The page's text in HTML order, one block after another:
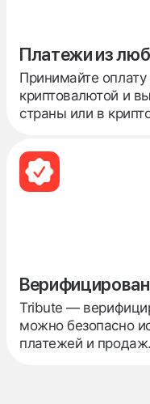
Платежи из
Принимайте
криптовалютой и
страны или в
Tribute —
можно безопасно
платежей и продаж.